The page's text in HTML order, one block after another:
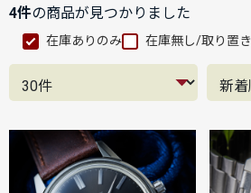
4件の商品が見つかりました
在庫ありのみ 在庫無し/取り置き